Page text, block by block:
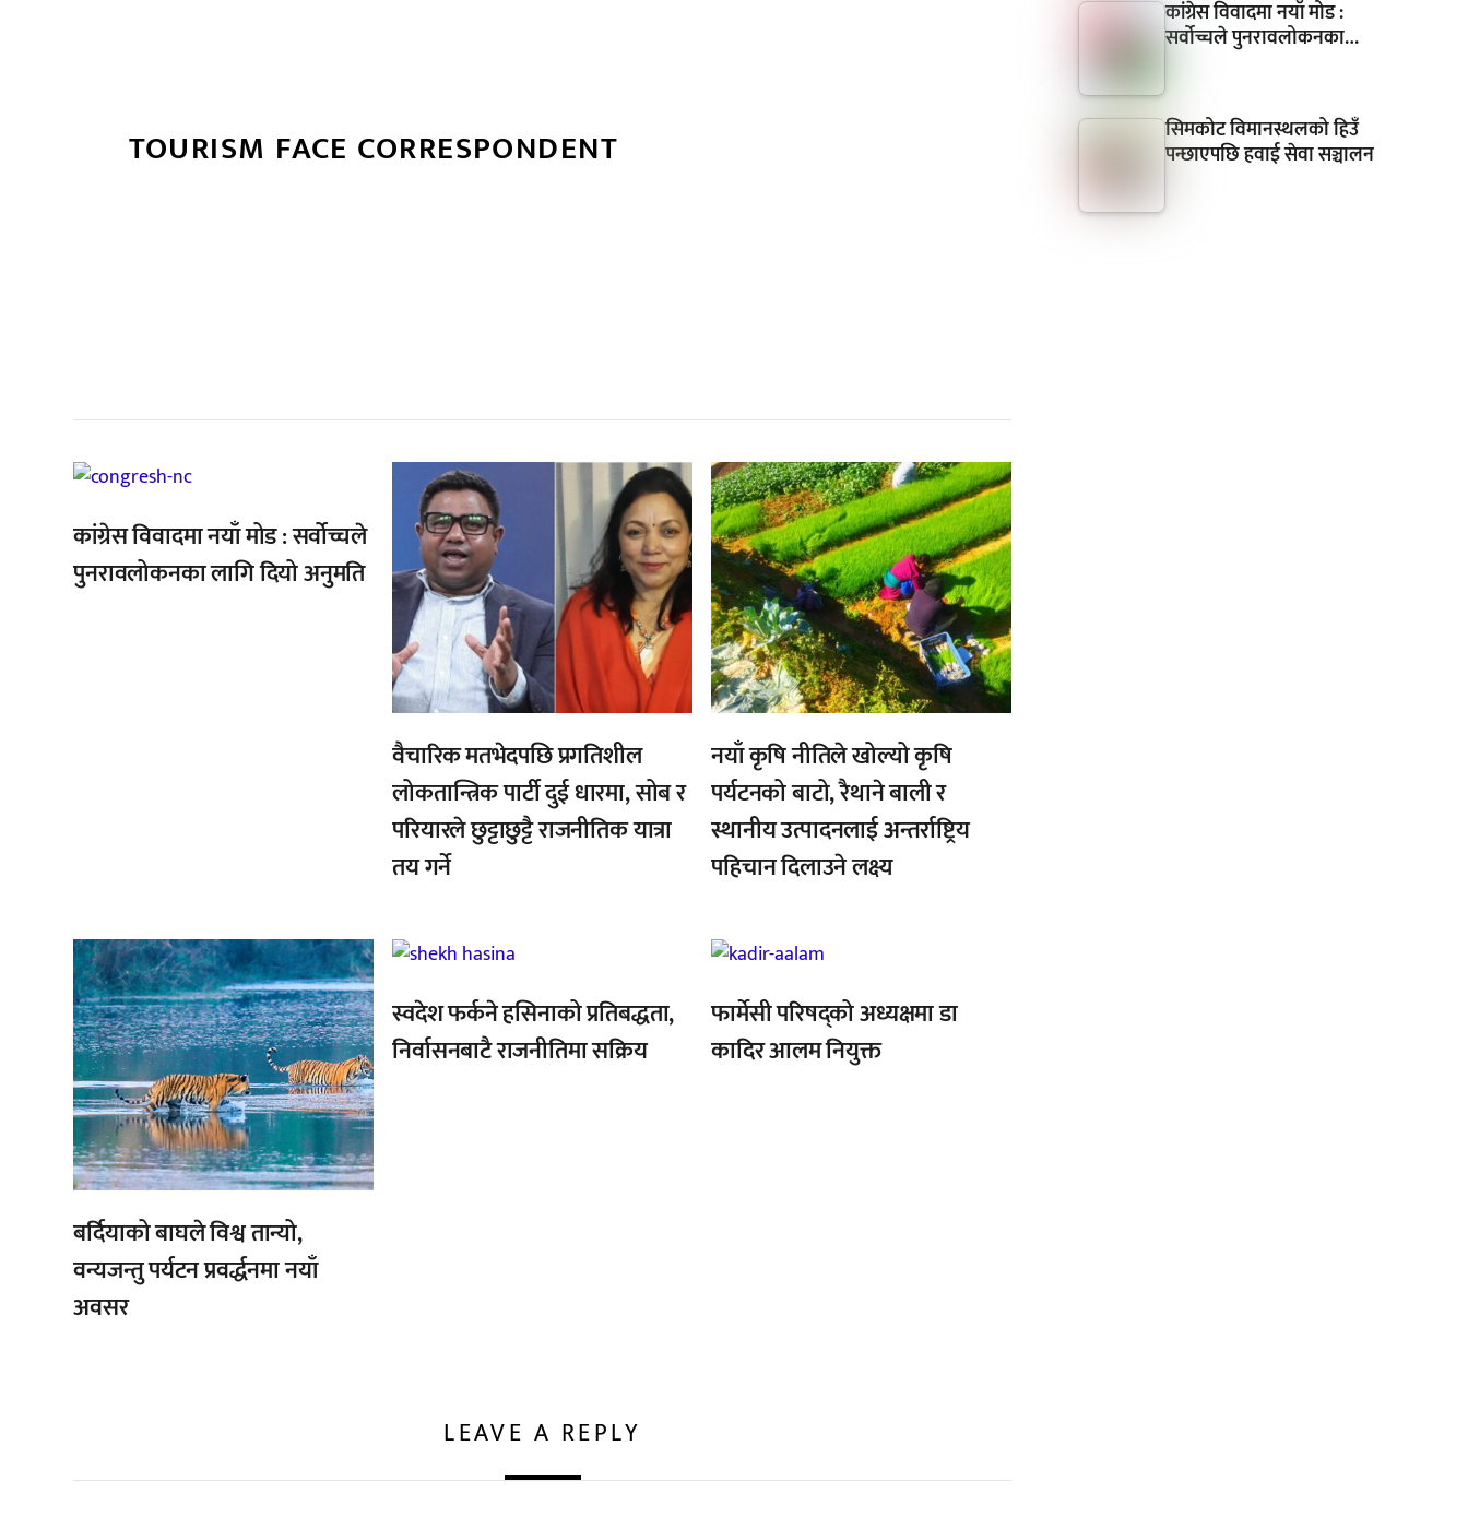
TOURISM FACE CORRESPONDENT
,
कांग्रेस विवादमा नयाँ मोड : सर्वोच्चले
पुनरावलोकनका लागि दियो अनुमति
वैचारिक मतभेदपछि प्रगतिशील
लोकतान्त्रिक पार्टी दुई धारमा, सोब र
परियारले छुट्टाछुट्टै राजनीतिक यात्रा
तय गर्ने
,
नयाँ कृषि नीतिले खोल्यो कृषि
पर्यटनको बाटो, रैथाने बाली र
स्थानीय उत्पादनलाई अन्तर्राष्ट्रिय
पहिचान दिलाउने लक्ष्य
,
बर्दियाको बाघले विश्व तान्यो,
वन्यजन्तु पर्यटन प्रवर्द्धनमा नयाँ
अवसर
,,
स्वदेश फर्कने हसिनाको प्रतिबद्धता,
निर्वासनबाटै राजनीतिमा सक्रिय
,
फार्मेसी परिषद्को अध्यक्षमा डा
कादिर आलम नियुक्त
LEAVE A REPLY
कांग्रेस विवादमा नयाँ मोड :
सर्वोच्चले पुनरावलोकनका…
सिमकोट विमानस्थलको हिउँ
पन्छाएपछि हवाई सेवा सञ्चालन